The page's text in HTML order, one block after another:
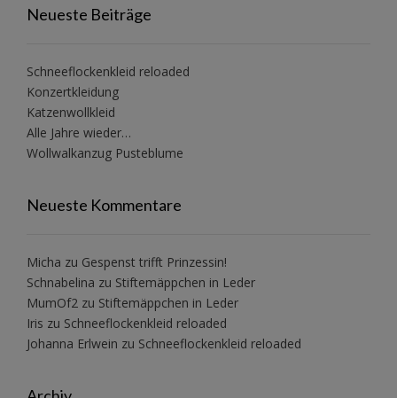
Neueste Beiträge
Schneeflockenkleid reloaded
Konzertkleidung
Katzenwollkleid
Alle Jahre wieder…
Wollwalkanzug Pusteblume
Neueste Kommentare
Micha zu Gespenst trifft Prinzessin!
Schnabelina zu Stiftemäppchen in Leder
MumOf2 zu Stiftemäppchen in Leder
Iris zu Schneeflockenkleid reloaded
Johanna Erlwein zu Schneeflockenkleid reloaded